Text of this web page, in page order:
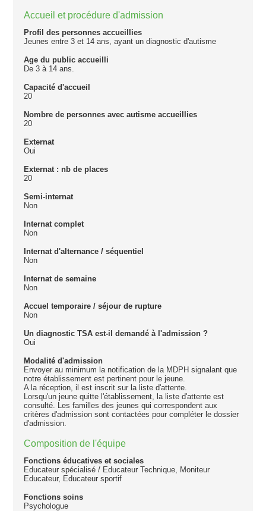
Accueil et procédure d'admission
Profil des personnes accueillies
Jeunes entre 3 et 14 ans, ayant un diagnostic d'autisme
Age du public accueilli
De 3 à 14 ans.
Capacité d'accueil
20
Nombre de personnes avec autisme accueillies
20
Externat
Oui
Externat : nb de places
20
Semi-internat
Non
Internat complet
Non
Internat d'alternance / séquentiel
Non
Internat de semaine
Non
Accuel temporaire / séjour de rupture
Non
Un diagnostic TSA est-il demandé à l'admission ?
Oui
Modalité d'admission
Envoyer au minimum la notification de la MDPH signalant que
notre établissement est pertinent pour le jeune.
A la réception, il est inscrit sur la liste d'attente.
Lorsqu'un jeune quitte l'établissement, la liste d'attente est
consulté. Les familles des jeunes qui correspondent aux
critères d'admission sont contactées pour compléter le dossier
d'admission.
Composition de l'équipe
Fonctions éducatives et sociales
Educateur spécialisé / Educateur Technique, Moniteur
Educateur, Educateur sportif
Fonctions soins
Psychologue